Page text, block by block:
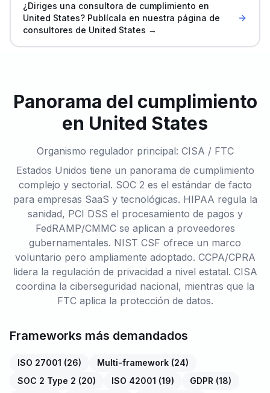
¿Diriges una consultora de cumplimiento en
United States? Publícala en nuestra página de
consultores de United States →
Panorama del cumplimiento
en United States
Organismo regulador principal: CISA / FTC
Estados Unidos tiene un panorama de cumplimiento
complejo y sectorial. SOC 2 es el estándar de facto
para empresas SaaS y tecnológicas. HIPAA regula la
sanidad, PCI DSS el procesamiento de pagos y
FedRAMP/CMMC se aplican a proveedores
gubernamentales. NIST CSF ofrece un marco
voluntario pero ampliamente adoptado. CCPA/CPRA
lidera la regulación de privacidad a nivel estatal. CISA
coordina la ciberseguridad nacional, mientras que la
FTC aplica la protección de datos.
Frameworks más demandados
ISO 27001 (26) Multi-framework (24)
SOC 2 Type 2 (20) ISO 42001 (19) GDPR (18)